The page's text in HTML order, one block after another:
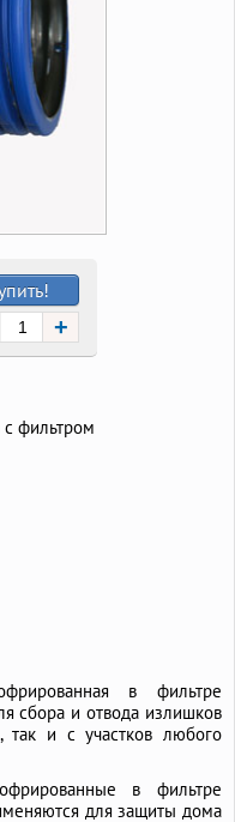
+
с фильтром
в фильтре
сбора и отвода излишков
так и с участков любого
в фильтре
для защиты дома